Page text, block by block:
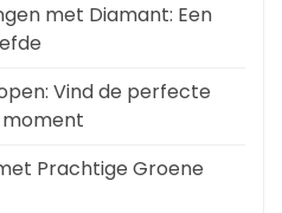
met Diamant: Een
Vind de perfecte
moment
Prachtige Groene